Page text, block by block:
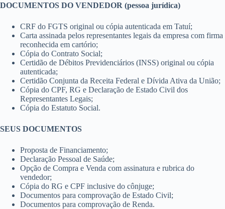
DOCUMENTOS DO VENDEDOR (pessoa jurídica)
CRF do FGTS original ou cópia autenticada em Tatuí;
Carta assinada pelos representantes legais da empresa com firma
reconhecida em cartório;
Cópia do Contrato Social;
Certidão de Débitos Previdenciários (INSS) original ou cópia
autenticada;
Certidão Conjunta da Receita Federal e Dívida Ativa da União;
Cópia do CPF, RG e Declaração de Estado Civil dos
Representantes Legais;
Cópia do Estatuto Social.
SEUS DOCUMENTOS
Proposta de Financiamento;
Declaração Pessoal de Saúde;
Opção de Compra e Venda com assinatura e rubrica do
vendedor;
Cópia do RG e CPF inclusive do cônjuge;
Documentos para comprovação de Estado Civil;
Documentos para comprovação de Renda.